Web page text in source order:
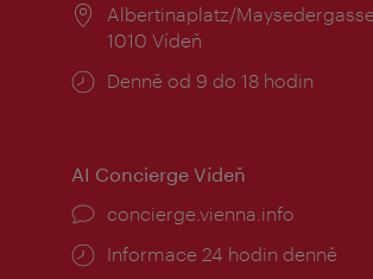
Místo:
Albertinaplatz/Maysedergasse
1010 Vídeň
Provozní
Denně od 9 do 18 hodin
AI Concierge Vídeň
concierge.vienna.info
Informace 24 hodin denně